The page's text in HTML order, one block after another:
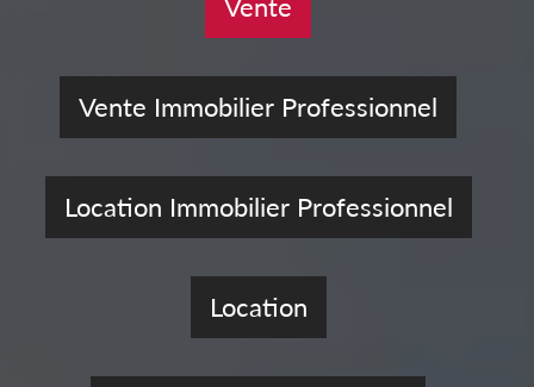
Vente
Vente Immobilier Professionnel
Location Immobilier Professionnel
Location